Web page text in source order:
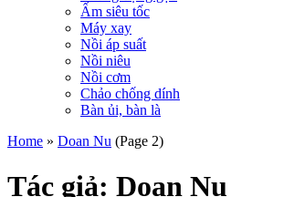
Ấm siêu tốc
Máy xay
Nồi áp suất
Nồi niêu
Nồi cơm
Chảo chống dính
Bàn ủi, bàn là
Home » Doan Nu (Page 2)
Tác giả: Doan Nu